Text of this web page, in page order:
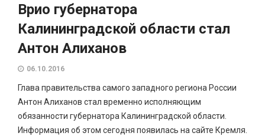
Врио губернатора
Калининградской области стал
Антон Алиханов
06.10.2016
Глава правительства самого западного региона России
Антон Алиханов стал временно исполняющим
обязанности губернатора Калининградской области.
Информация об этом сегодня появилась на сайте Кремля.